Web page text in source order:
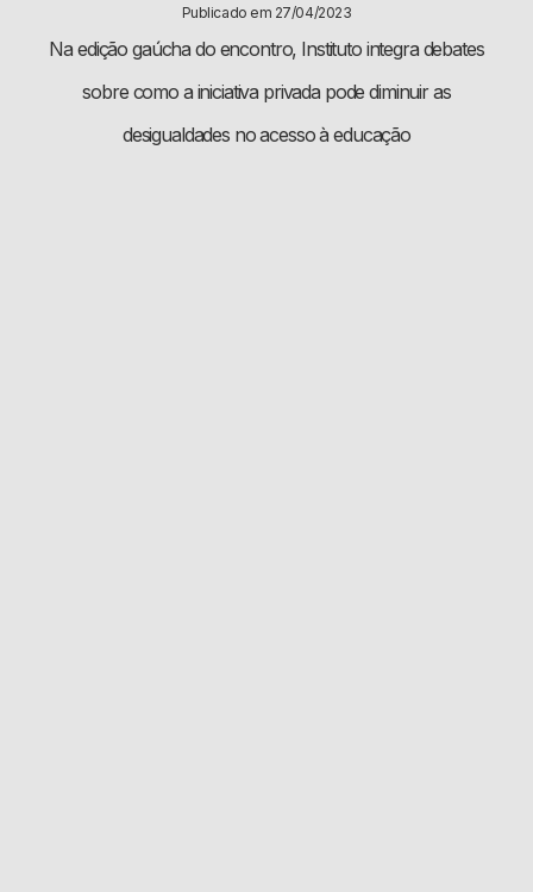
Publicado em 27/04/2023
Na edição gaúcha do encontro, Instituto integra debates
sobre como a iniciativa privada pode diminuir as
desigualdades no acesso à educação